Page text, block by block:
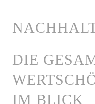
DIE
IM BLICK